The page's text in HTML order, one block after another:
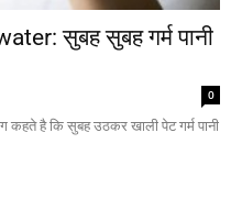
सुबह सुबह गर्म पानी
0
है कि सुबह उठकर खाली पेट गर्म पानी